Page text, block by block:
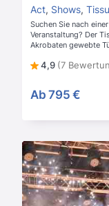
Act, Shows,
Suchen Sie nach
Veranstaltung? Der
Akrobaten gewebte
4,9 (7
Ab 795 €